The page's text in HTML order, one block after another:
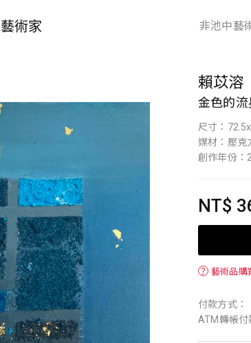
藝術家 非池中藝
賴苡溶
金色的流
尺寸：
媒材：壓克
創作年份：
NT$
？ 藝術品購
付款方式：
ATM轉帳付